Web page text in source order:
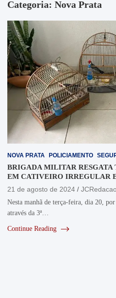
Categoria: Nova Prata
NOVA PRATA POLICIAMENTO
BRIGADA MILITAR RESGATA
EM CATIVEIRO IRREGULAR
21 de agosto de 2024
JCRedacao
Nesta manhã de terça-feira, dia 20,
através da 3ª…
Continue Reading